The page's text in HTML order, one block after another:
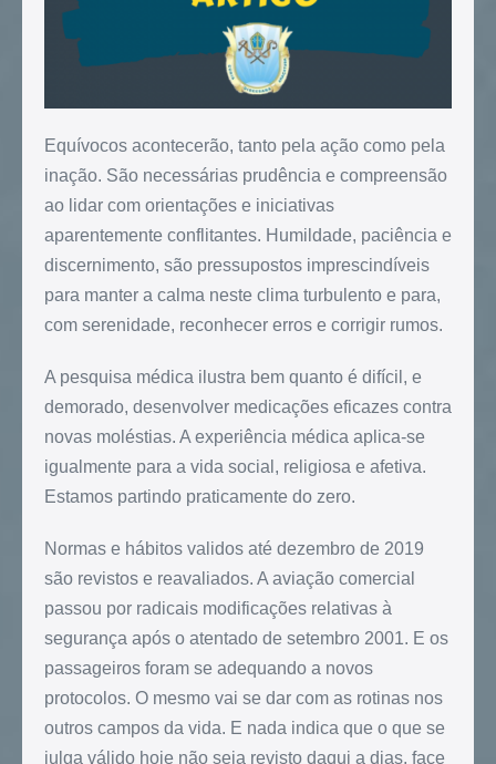
Equívocos acontecerão, tanto pela ação como pela
inação. São necessárias prudência e compreensão
ao lidar com orientações e iniciativas
aparentemente conflitantes. Humildade, paciência e
discernimento, são pressupostos imprescindíveis
para manter a calma neste clima turbulento e para,
com serenidade, reconhecer erros e corrigir rumos.
A pesquisa médica ilustra bem quanto é difícil, e
demorado, desenvolver medicações eficazes contra
novas moléstias. A experiência médica aplica-se
igualmente para a vida social, religiosa e afetiva.
Estamos partindo praticamente do zero.
Normas e hábitos validos até dezembro de 2019
são revistos e reavaliados. A aviação comercial
passou por radicais modificações relativas à
segurança após o atentado de setembro 2001. E os
passageiros foram se adequando a novos
protocolos. O mesmo vai se dar com as rotinas nos
outros campos da vida. E nada indica que o que se
julga válido hoje não seja revisto daqui a dias, face